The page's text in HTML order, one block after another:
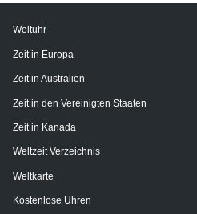
Weltuhr
Zeit in Europa
Zeit in Australien
Zeit in den Vereinigten Staaten
Zeit in Kanada
Weltzeit Verzeichnis
Weltkarte
Kostenlose Uhren